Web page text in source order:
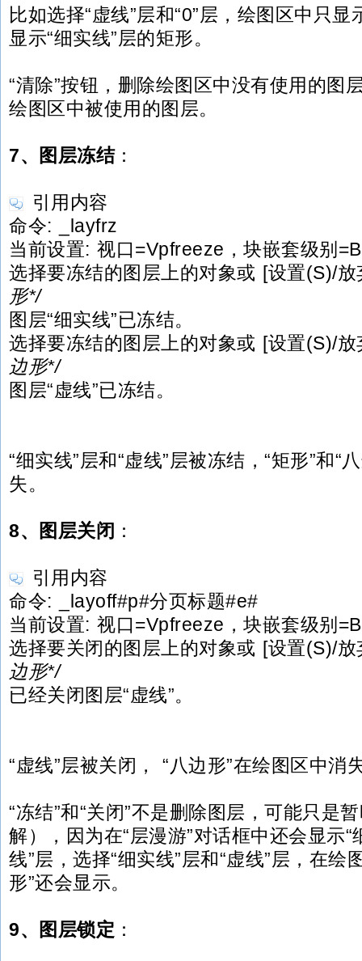
比如选择“虚线”层和“0”层，绘图区中只
显示“细实线”层的矩形。
“清除”按钮，删除绘图区中没有使用的图
绘图区中被使用的图层。
7、图层冻结：
引用内容
命令: _layfrz
当前设置: 视口=Vpfreeze，块嵌套级别
选择要冻结的图层上的对象或 [设置(S)/
形*/
图层“细实线”已冻结。
选择要冻结的图层上的对象或 [设置(S)/
边形*/
图层“虚线”已冻结。
“细实线”层和“虚线”层被冻结，“矩形”和“
失。
8、图层关闭 ：
引用内容
命令: _layoff#p#分页标题#e#
当前设置: 视口=Vpfreeze，块嵌套级别
选择要关闭的图层上的对象或 [设置(S)/
边形*/
已经关闭图层“虚线”。
“虚线”层被关闭， “八边形”在绘图区中消
“冻结”和“关闭”不是删除图层，可能只是
解），因为在“层漫游”对话框中还会显示“
线”层，选择“细实线”层和“虚线”层，在绘
形”还会显示。
9、图层锁定 ：